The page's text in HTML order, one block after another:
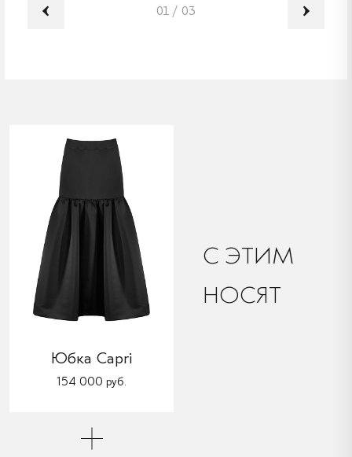
01 / 03
C ЭТИМ
НОСЯТ
Юбка Capri
154 000 руб.